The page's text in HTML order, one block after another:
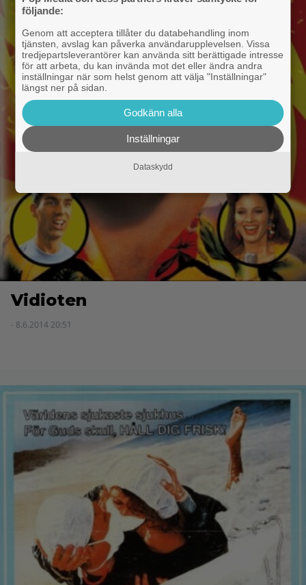
Vidioten
- 8.6.2014 20:51
följande:
Genom att acceptera tillåter du databehandling inom
tjänsten, avslag kan påverka användarupplevelsen. Vissa
tredjepartsleverantörer kan använda sitt berättigade intresse
för att arbeta, du kan invända mot det eller ändra andra
inställningar när som helst genom att välja "Inställningar"
längst ner på sidan.
Godkänn alla
Inställningar
Dataskydd